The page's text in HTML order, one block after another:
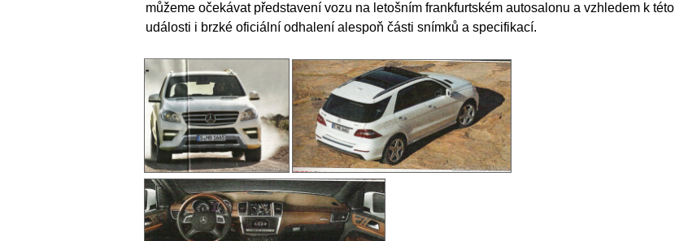
můžeme očekávat představení vozu na letošním frankfurtském autosalonu a vzhledem k této
události i brzké oficiální odhalení alespoň části snímků a specifikací.